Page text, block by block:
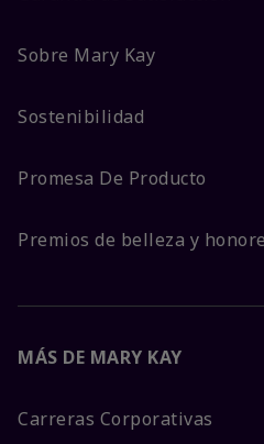
Sobre Mary Kay
Sostenibilidad
Promesa De Producto
Premios de belleza y
MÁS DE MARY KAY
Carreras Corporativas